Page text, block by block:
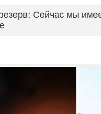
Сейчас мы